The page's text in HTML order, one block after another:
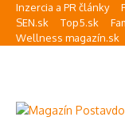
Preskočiť na obsah
Inzercia a PR články
SEN.sk
Top5.sk
Wellness magazín.sk